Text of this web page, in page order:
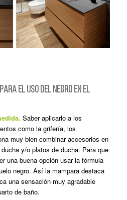
el uso del negro en el
Saber aplicarlo a los
como la grifería, los
muy bien combinar accesorios en
y/o platos de ducha. Para que
una buena opción usar la fórmula
negro. Así la mampara destaca
una sensación muy agradable
de baño.